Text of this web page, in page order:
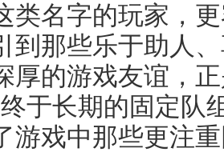
类名字的玩家，
到那些乐于助人
厚的游戏友谊，
于长期的固定队
游戏中那些更注